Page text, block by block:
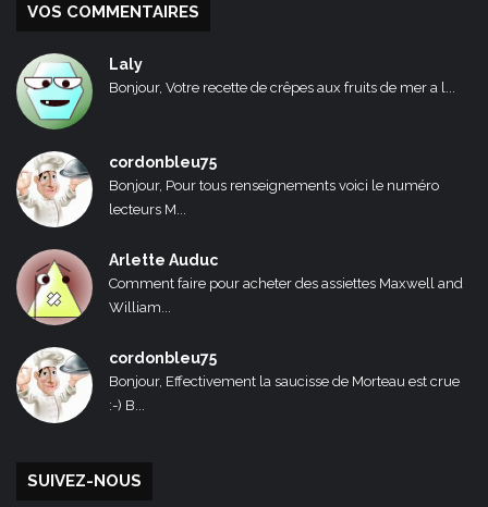
VOS COMMENTAIRES
Laly
Bonjour, Votre recette de crêpes aux fruits de mer a l...
cordonbleu75
Bonjour, Pour tous renseignements voici le numéro
lecteurs M...
Arlette Auduc
Comment faire pour acheter des assiettes Maxwell and
William...
cordonbleu75
Bonjour, Effectivement la saucisse de Morteau est crue
:-) B...
SUIVEZ-NOUS